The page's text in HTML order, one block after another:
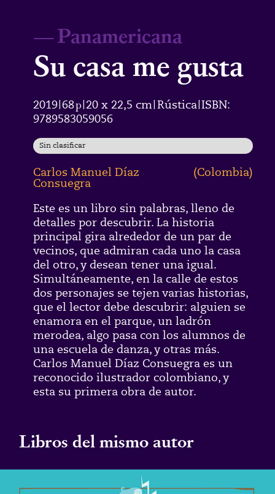
—Panamericana
Su casa me gusta
2019 68p 20 x 22,5 cm Rústica ISBN:
9789583059056
Sin clasificar
Carlos Manuel Díaz
Consuegra
(Colombia)
Este es un libro sin palabras, lleno de
detalles por descubrir. La historia
principal gira alrededor de un par de
vecinos, que admiran cada uno la casa
del otro, y desean tener una igual.
Simultáneamente, en la calle de estos
dos personajes se tejen varias historias,
que el lector debe descubrir: alguien se
enamora en el parque, un ladrón
merodea, algo pasa con los alumnos de
una escuela de danza, y otras más.
Carlos Manuel Díaz Consuegra es un
reconocido ilustrador colombiano, y
esta su primera obra de autor.
Libros del mismo autor